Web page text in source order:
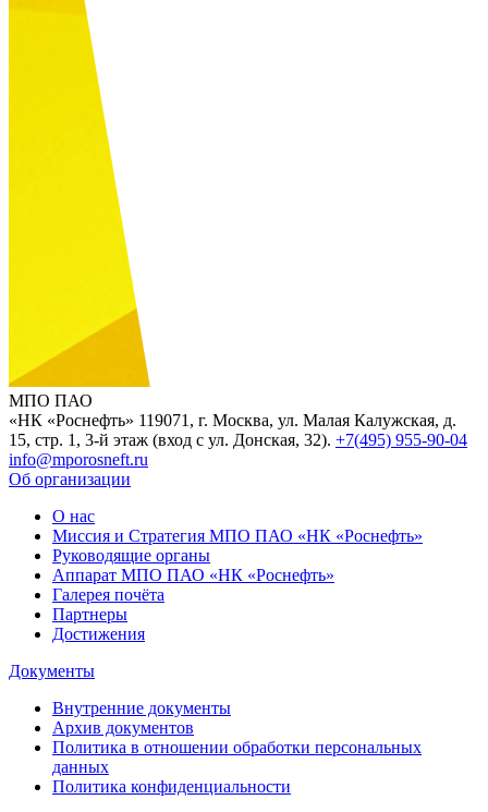
МПО ПАО
«НК «Роснефть» 119071, г. Москва, ул. Малая Калужская, д.
15, стр. 1, 3-й этаж (вход с ул. Донская, 32). +7(495) 955-90-04
info@mporosneft.ru
Об организации
О нас
Миссия и Стратегия МПО ПАО «НК «Роснефть»
Руководящие органы
Аппарат МПО ПАО «НК «Роснефть»
Галерея почёта
Партнеры
Достижения
Документы
Внутренние документы
Архив документов
Политика в отношении обработки персональных
данных
Политика конфиденциальности